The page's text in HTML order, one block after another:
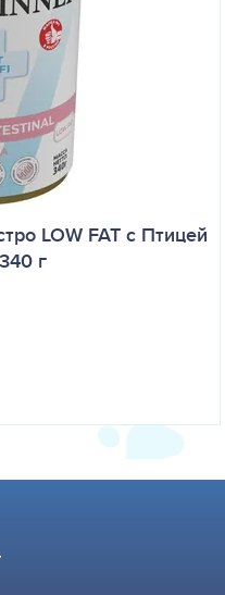
LOW FAT с Птицей
г